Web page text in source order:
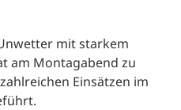
mit starkem
am Montagabend zu
Einsätzen im